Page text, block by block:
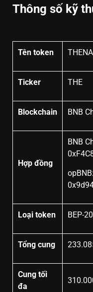
Thông số kỹ
Tên token THENA
Ticker THE
Blockchain BNB
Hợp đồng
BNB
opBNB:
Loại token BEP-20
Tổng cung
Cung tối
đa